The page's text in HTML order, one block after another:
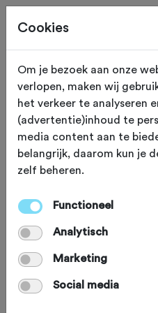
Beoordeling
Oost
2024 - 9-6-2024
Je beoordeling helpt
weg. Bedankt!
Wat vond je van deze
Cookies
Om je bezoek aan onze
verlopen, maken wij
het verkeer te analyseren
(advertentie)inhoud te
media content aan te
belangrijk, daarom kun je
zelf beheren.
Functioneel
Analytisch
Marketing
Social media